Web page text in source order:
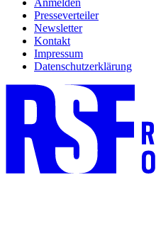
Anmelden
Presseverteiler
Newsletter
Kontakt
Impressum
Datenschutzerklärung